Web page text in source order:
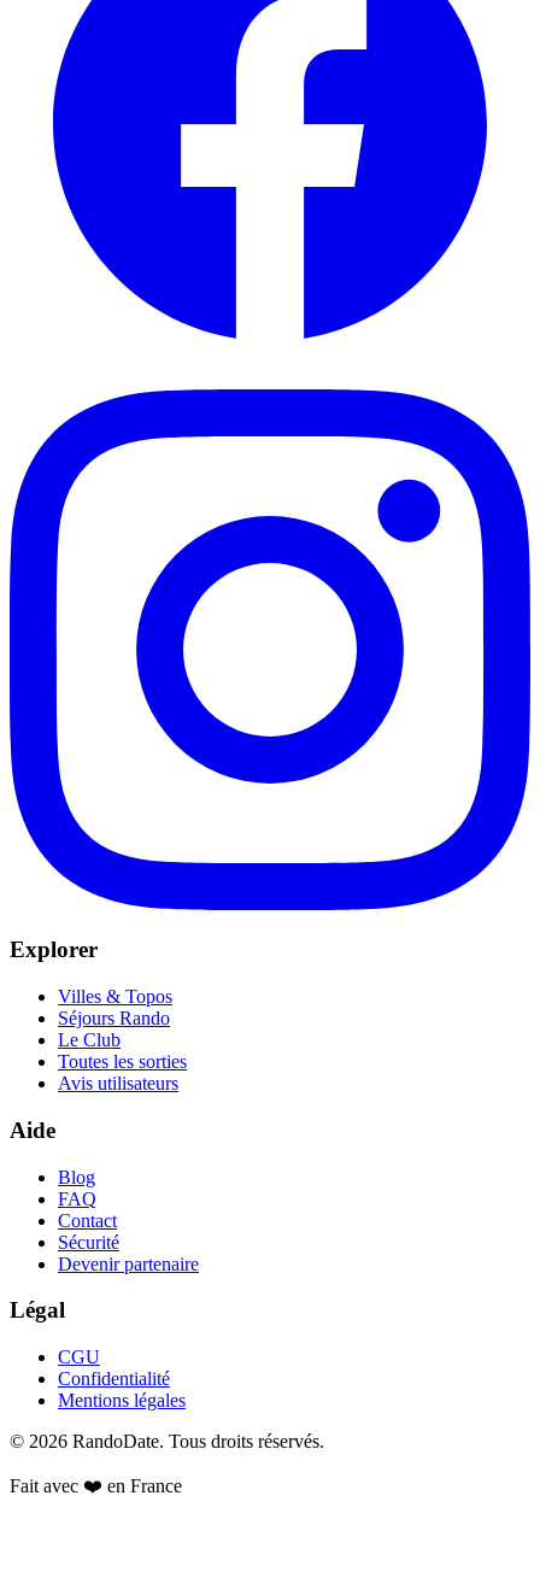
Explorer
Villes & Topos
Séjours Rando
Le Club
Toutes les sorties
Avis utilisateurs
Aide
Blog
FAQ
Contact
Sécurité
Devenir partenaire
Légal
CGU
Confidentialité
Mentions légales
© 2026 RandoDate. Tous droits réservés.
Fait avec ❤️ en France